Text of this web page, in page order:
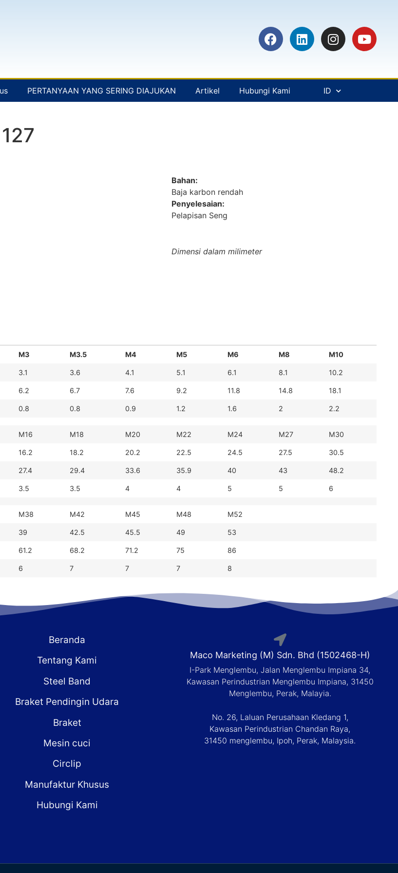
PERTANYAAN YANG SERING DIAJUKAN Artikel Hubungi Kami ID
Bahan:
Baja karbon rendah
Penyelesaian:
Pelapisan Seng
Dimensi dalam milimeter
M3 M3.5 M4 M5 M6 M8 M10
3.1 3.6 4.1 5.1 6.1 8.1 10.2
6.2 6.7 7.6 9.2 11.8 14.8 18.1
0.8 0.8 0.9 1.2 1.6 2 2.2
M16 M18 M20 M22 M24 M27 M30
16.2 18.2 20.2 22.5 24.5 27.5 30.5
27.4 29.4 33.6 35.9 40 43 48.2
3.5 3.5 4 4 5 5 6
M38 M42 M45 M48 M52
39 42.5 45.5 49 53
61.2 68.2 71.2 75 86
6 7 7 7 8
Beranda
Tentang Kami
Steel Band
Braket Pendingin Udara
Braket
Mesin cuci
Circlip
Manufaktur Khusus
Hubungi Kami
Maco Marketing (M) Sdn. Bhd (1502468-H)
I-Park Menglembu, Jalan Menglembu Impiana 34,
Kawasan Perindustrian Menglembu Impiana, 31450
Menglembu, Perak, Malayia.
No. 26, Laluan Perusahaan Kledang 1,
Kawasan Perindustrian Chandan Raya,
31450 menglembu, Ipoh, Perak, Malaysia.